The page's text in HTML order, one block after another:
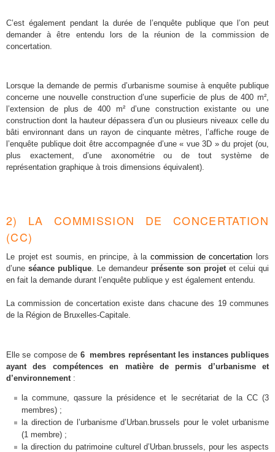
C’est également pendant la durée de l’enquête publique que l’on peut
demander à être entendu lors de la réunion de la commission de
concertation.
orsque la demande de permis d’urbanisme soumise à enquête publique
concerne une nouvelle construction d’une superficie de plus de 400 m²,
l’extension de plus de 400 m² d’une construction existante ou une
construction dont la hauteur dépassera d’un ou plusieurs niveaux celle du
bâti environnant dans un rayon de cinquante mètres, l’affiche rouge de
l’enquête publique doit être accompagnée d’une « vue 3D » du projet (ou,
plus exactement, d’une axonométrie ou de tout système de
représentation graphique à trois dimensions équivalent).
2) LA COMMISSION DE CONCERTATION
(CC)
Le projet est soumis, en principe, à lacommission de concertation lors
d’une séance publique. Le demandeur présente son projetet celui qui
en fait la demande durant l’enquête publique y est également entendu.
Lacommission de concertation existe dans chacune des 19 communes
de la Région de Bruxelles-Capitale.
Elle se compose de 6 membres représentant les instances publiques
ayant des compétences en matière de permis d’urbanisme et
d’environnement :
la commune, qassure la présidence et le secrétariat de la CC (3
membres) ;
la direction de l’urbanisme d’Urban.brussels pour le volet urbanisme
(1 membre) ;
la direction du patrimoine culturel d’Urban.brussels, pour les aspects